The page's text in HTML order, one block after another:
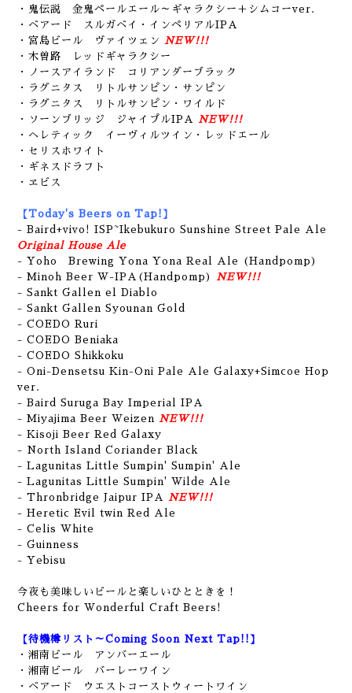
・鬼伝説 金鬼ペールエール～ギャラクシー＋シムコーver.
・ベアード スルガベイ・インペリアルIPA
・宮島ビール ヴァイツェン
NEW!!!
・木曽路 レッドギャラクシー
・ノースアイランド コリアンダーブラック
・ラグニタス リトルサンピン・サンピン
・ラグニタス リトルサンピン・ワイルド
・ソーンブリッジ ジャイプルIPA
NEW!!!
・ヘレティック イーヴィルツイン・レッドエール
・セリスホワイト
・ギネスドラフト
・ヱビス
【Today's Beers on Tap!】
- Baird+vivo! ISP~Ikebukuro Sunshine Street Pale Ale
Original House Ale
- Yoho Brewing Yona Yona Real Ale (Handpomp)
- Minoh Beer W-IPA(Handpomp)
NEW!!!
- Sankt Gallen el Diablo
- Sankt Gallen Syounan Gold
- COEDO Ruri
- COEDO Beniaka
- COEDO Shikkoku
- Oni-Densetsu Kin-Oni Pale Ale Galaxy+Simcoe Hop
ver.
- Baird Suruga Bay Imperial IPA
- Miyajima Beer Weizen
NEW!!!
- Kisoji Beer Red Galaxy
- North Island Coriander Black
- Lagunitas Little Sumpin' Sumpin' Ale
- Lagunitas Little Sumpin' Wilde Ale
- Thronbridge Jaipur IPA
NEW!!!
- Heretic Evil twin Red Ale
- Celis White
- Guinness
- Yebisu
今夜も美味しいビールと楽しいひとときを！
Cheers for Wonderful Craft Beers!
【待機樽リスト～Coming Soon Next Tap!!】
・湘南ビール アンバーエール
・湘南ビール バーレーワイン
・ベアード ウエストコーストウィートワイン